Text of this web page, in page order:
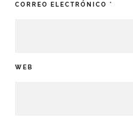
CORREO ELECTRÓNICO *
WEB